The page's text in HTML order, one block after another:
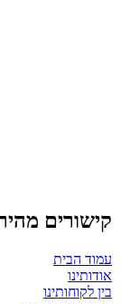
קישורים
עמוד הבית
אודותינו
בין לקוחותינו